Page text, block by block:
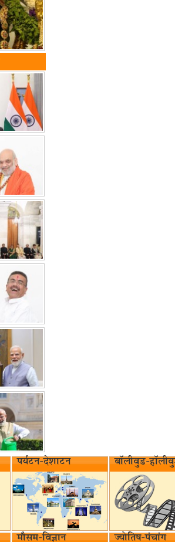
पर्यटन-देशाटन बॉलीवुड-
मौसम-विज्ञान ज्योतिष-पंचांग